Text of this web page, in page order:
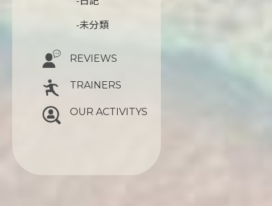
-未分類
REVIEWS
TRAINERS
OUR ACTIVITYS